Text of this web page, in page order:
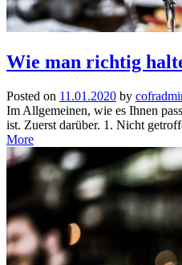
Wie man richtig
Posted on 11.01.2020 by
Im Allgemeinen, wie es Ihnen
ist. Zuerst darüber. 1. Nicht
More